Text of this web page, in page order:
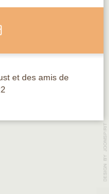
et des amis de